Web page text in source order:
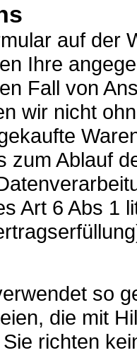
auf der
Ihre
Fall von
wir nicht
zum Ablauf
Art 6 Abs 1
so
die mit
richten